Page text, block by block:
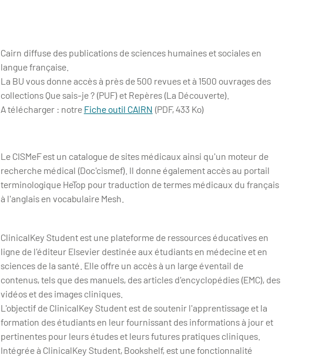
Cairn diffuse des publications de sciences humaines et sociales en
langue française.
La BU vous donne accès à près de 500 revues et à 1500 ouvrages des
collections Que sais-je ? (PUF) et Repères (La Découverte).
A télécharger : notre Fiche outil CAIRN (PDF, 433 Ko)
Le CISMeF est un catalogue de sites médicaux ainsi qu'un moteur de
recherche médical (Doc'cismef). Il donne également accès au portail
terminologique HeTop pour traduction de termes médicaux du français
à l'anglais en vocabulaire Mesh.
ClinicalKey Student est une plateforme de ressources éducatives en
ligne de l'éditeur Elsevier destinée aux étudiants en médecine et en
sciences de la santé. Elle offre un accès à un large éventail de
contenus, tels que des manuels, des articles d'encyclopédies (EMC), des
vidéos et des images cliniques.
L'objectif de ClinicalKey Student est de soutenir l'apprentissage et la
formation des étudiants en leur fournissant des informations à jour et
pertinentes pour leurs études et leurs futures pratiques cliniques.
Intégrée à ClinicalKey Student, Bookshelf, est une fonctionnalité